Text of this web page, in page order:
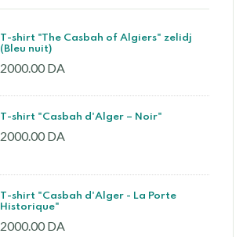
T-shirt "The Casbah of Algiers" zelidj
(Bleu nuit)
2000.00 DA
T-shirt "Casbah d'Alger – Noir"
2000.00 DA
T-shirt "Casbah d'Alger - La Porte
Historique"
2000.00 DA